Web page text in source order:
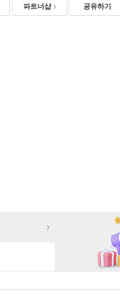
파트너샵 공유하기